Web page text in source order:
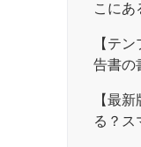
こにあ
【テ
告書の
【最
る？ス